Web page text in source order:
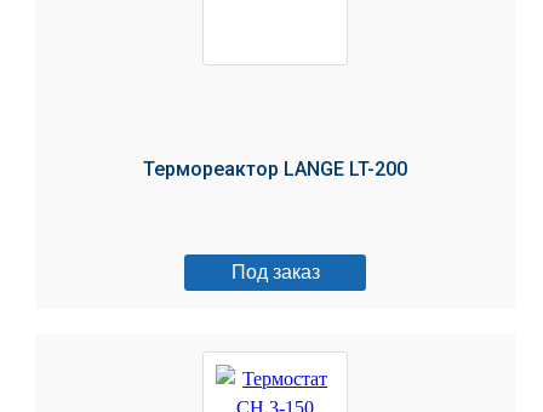
Термореактор LANGE LT-200
Под заказ